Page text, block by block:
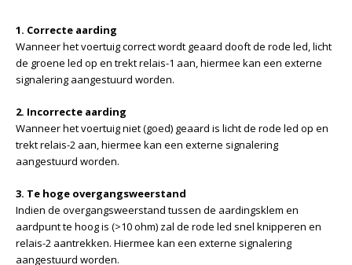
1. Correcte aarding
Wanneer het voertuig correct wordt geaard dooft de rode led, licht
de groene led op en trekt relais-1 aan, hiermee kan een externe
signalering aangestuurd worden.
2. Incorrecte aarding
Wanneer het voertuig niet (goed) geaard is licht de rode led op en
trekt relais-2 aan, hiermee kan een externe signalering
aangestuurd worden.
3. Te hoge overgangsweerstand
Indien de overgangsweerstand tussen de aardingsklem en
aardpunt te hoog is (>10 ohm) zal de rode led snel knipperen en
relais-2 aantrekken. Hiermee kan een externe signalering
aangestuurd worden.